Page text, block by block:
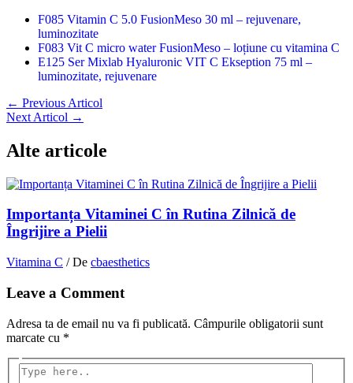
F085 Vitamin C 5.0 FusionMeso 30 ml – rejuvenare,
luminozitate
F083 Vit C micro water FusionMeso – loțiune cu vitamina C
E125 Ser Mixlab Hyaluronic VIT C Ekseption 75 ml –
luminozitate, rejuvenare
← Previous Articol
Next Articol →
Alte articole
Importanța Vitaminei C în Rutina Zilnică de
Îngrijire a Pielii
Vitamina C / De cbaesthetics
Leave a Comment
Adresa ta de email nu va fi publicată. Câmpurile obligatorii sunt
marcate cu *
Type